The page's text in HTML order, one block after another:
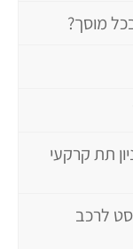
מוסך?
תת קרקעי
לרכב